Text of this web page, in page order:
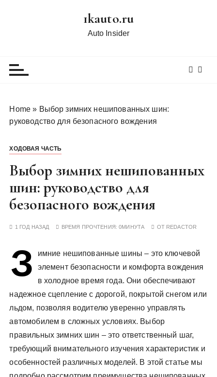
1kauto.ru
Auto Insider
Home » Выбор зимних нешипованных шин:
руководство для безопасного вождения
ХОДОВАЯ ЧАСТЬ
Выбор зимних нешипованных
шин: руководство для
безопасного вождения
1 ГОД НАЗАД ВРЕМЯ ПРОЧТЕНИЯ:0МИНУТА ОТ REDACTOR
З
имние нешипованные шины – это ключевой
элемент безопасности и комфорта вождения
в холодное время года. Они обеспечивают
надежное сцепление с дорогой, покрытой снегом или
льдом, позволяя водителю уверенно управлять
автомобилем в сложных условиях. Выбор
правильных зимних шин – это ответственный шаг,
требующий внимательного изучения характеристик и
особенностей различных моделей. В этой статье мы